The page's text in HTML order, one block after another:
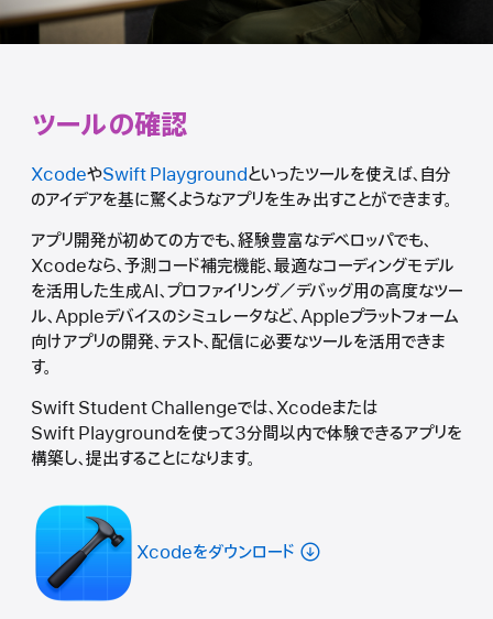
ツールの確認
XcodeやSwift Playgroundといったツールを使えば、自分
のアイデアを基に驚くようなアプリを生み出すことができます。
アプリ開発が初めての方でも、経験豊富なデベロッパでも、
Xcodeなら、予測コード補完機能、最適なコーディングモデル
を活用した生成AI、プロファイリング／デバッグ用の高度なツー
ル、Appleデバイスのシミュレータなど、Appleプラットフォーム
向けアプリの開発、テスト、配信に必要なツールを活用できま
す。
Swift Student Challengeでは、Xcodeまたは
Swift Playgroundを使って3分間以内で体験できるアプリを
構築し、提出することになります。
Xcodeをダウンロード